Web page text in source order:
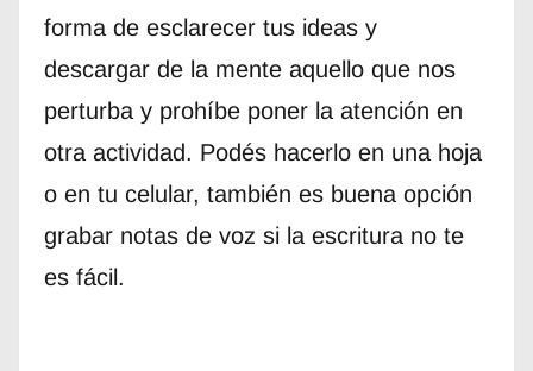
forma de esclarecer tus ideas y
descargar de la mente aquello que nos
perturba y prohíbe poner la atención en
otra actividad. Podés hacerlo en una hoja
o en tu celular, también es buena opción
grabar notas de voz si la escritura no te
es fácil.